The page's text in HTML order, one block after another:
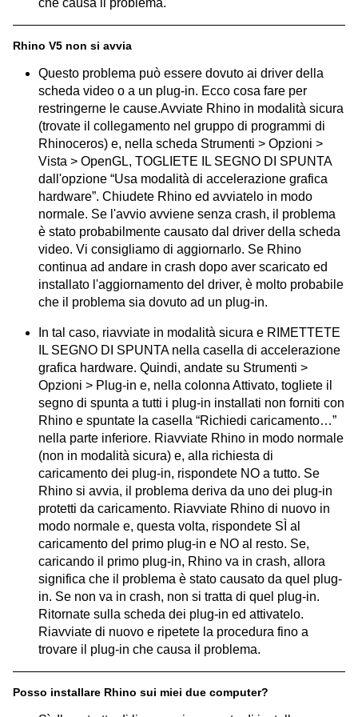
che causa il problema.
Rhino V5 non si avvia
Questo problema può essere dovuto ai driver della
scheda video o a un plug-in. Ecco cosa fare per
restringerne le cause.Avviate Rhino in modalità sicura
(trovate il collegamento nel gruppo di programmi di
Rhinoceros) e, nella scheda Strumenti > Opzioni >
Vista > OpenGL, TOGLIETE IL SEGNO DI SPUNTA
dall'opzione “Usa modalità di accelerazione grafica
hardware”. Chiudete Rhino ed avviatelo in modo
normale. Se l'avvio avviene senza crash, il problema
è stato probabilmente causato dal driver della scheda
video. Vi consigliamo di aggiornarlo. Se Rhino
continua ad andare in crash dopo aver scaricato ed
installato l'aggiornamento del driver, è molto probabile
che il problema sia dovuto ad un plug-in.
In tal caso, riavviate in modalità sicura e RIMETTETE
IL SEGNO DI SPUNTA nella casella di accelerazione
grafica hardware. Quindi, andate su Strumenti >
Opzioni > Plug-in e, nella colonna Attivato, togliete il
segno di spunta a tutti i plug-in installati non forniti con
Rhino e spuntate la casella “Richiedi caricamento…”
nella parte inferiore. Riavviate Rhino in modo normale
(non in modalità sicura) e, alla richiesta di
caricamento dei plug-in, rispondete NO a tutto. Se
Rhino si avvia, il problema deriva da uno dei plug-in
protetti da caricamento. Riavviate Rhino di nuovo in
modo normale e, questa volta, rispondete SÌ al
caricamento del primo plug-in e NO al resto. Se,
caricando il primo plug-in, Rhino va in crash, allora
significa che il problema è stato causato da quel plug-
in. Se non va in crash, non si tratta di quel plug-in.
Ritornate sulla scheda dei plug-in ed attivatelo.
Riavviate di nuovo e ripetete la procedura fino a
trovare il plug-in che causa il problema.
Posso installare Rhino sui miei due computer?